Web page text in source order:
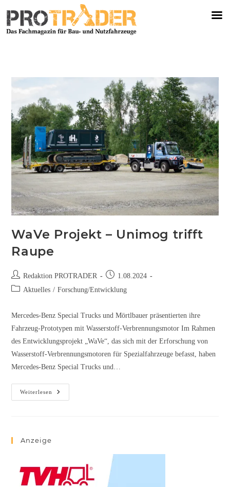
WaVe Projekt – Unimog trifft
Raupe
Redaktion PROTRADER
1.08.2024
Aktuelles / Forschung/Entwicklung
Mercedes-Benz Special Trucks und Mörtlbauer präsentierten ihre
Fahrzeug-Prototypen mit Wasserstoff-Verbrennungsmotor Im Rahmen
des Entwicklungsprojekt „WaVe“, das sich mit der Erforschung von
Wasserstoff-Verbrennungsmotoren für Spezialfahrzeuge befasst, haben
Mercedes-Benz Special Trucks und…
Weiterlesen
Anzeige